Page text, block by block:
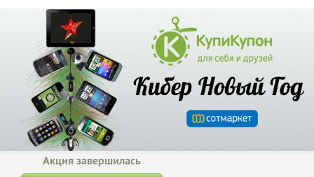
Акция завершилась